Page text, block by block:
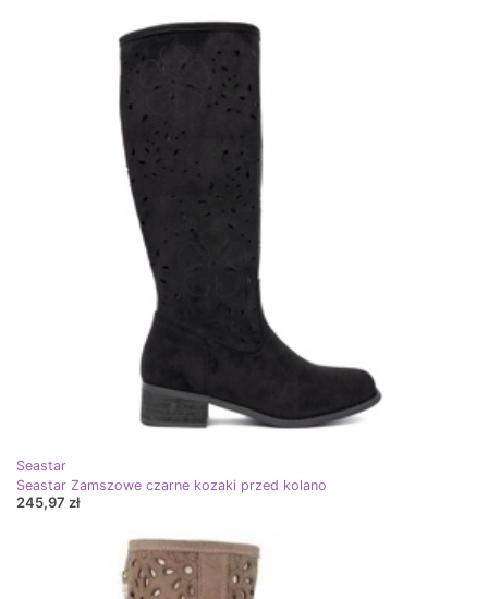
Seastar
Seastar Zamszowe czarne kozaki przed kolano
245,97 zł